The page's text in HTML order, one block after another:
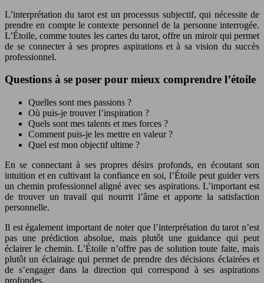
L’interprétation du tarot est un processus subjectif, qui nécessite de
prendre en compte le contexte personnel de la personne interrogée.
L’Étoile, comme toutes les cartes du tarot, offre un miroir qui permet
de se connecter à ses propres aspirations et à sa vision du succès
professionnel.
Questions à se poser pour mieux comprendre l’étoile
Quelles sont mes passions ?
Où puis-je trouver l’inspiration ?
Quels sont mes talents et mes forces ?
Comment puis-je les mettre en valeur ?
Quel est mon objectif ultime ?
En se connectant à ses propres désirs profonds, en écoutant son
intuition et en cultivant la confiance en soi, l’Étoile peut guider vers
un chemin professionnel aligné avec ses aspirations. L’important est
de trouver un travail qui nourrit l’âme et apporte la satisfaction
personnelle.
Il est également important de noter que l’interprétation du tarot n’est
pas une prédiction absolue, mais plutôt une guidance qui peut
éclairer le chemin. L’Étoile n’offre pas de solution toute faite, mais
plutôt un éclairage qui permet de prendre des décisions éclairées et
de s’engager dans la direction qui correspond à ses aspirations
profondes.